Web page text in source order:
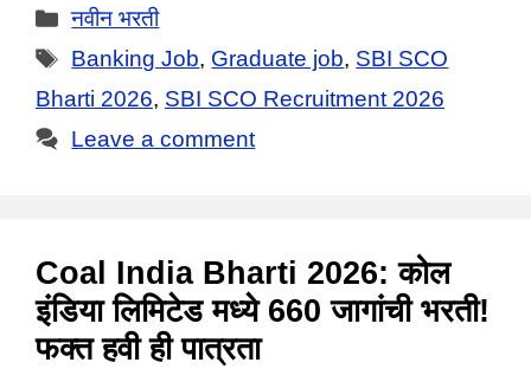
Categories
नवीन भरती
Tags
Banking Job, Graduate job, SBI SCO
Bharti 2026, SBI SCO Recruitment 2026
Leave a comment
Coal India Bharti 2026: कोल
इंडिया लिमिटेड मध्ये 660 जागांची भरती!
फक्त हवी ही पात्रता